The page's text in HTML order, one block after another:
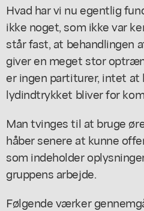
Hvad har vi nu egentlig
ikke noget, som ikke var
står fast, at behandlingen
giver en meget stor
er ingen partiturer, intet at
lydindtrykket bliver for
Man tvinges til at bruge
håber senere at kunne
som indeholder
gruppens arbejde.
Følgende værker